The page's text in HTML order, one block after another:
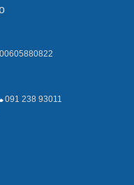
091 238 93011